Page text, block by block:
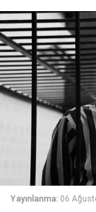
Yayınlanma: 06